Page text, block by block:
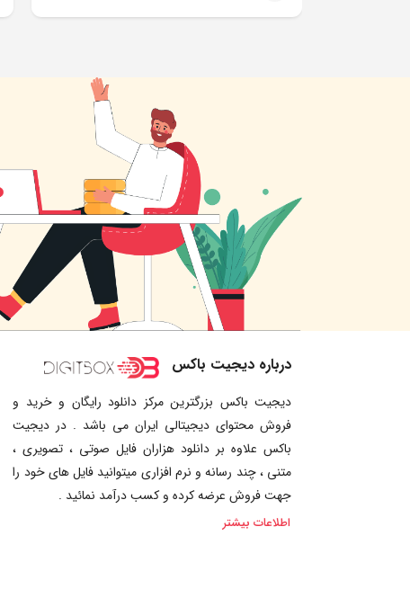
درباره دیجیت باکس
دیجیت باکس بزرگترین مرکز دانلود رایگان و خرید و
فروش محتوای دیجیتالی ایران می باشد . در دیجیت
باکس علاوه بر دانلود هزاران فایل صوتی ، تصویری ،
متنی ، چند رسانه و نرم افزاری میتوانید فایل های خود را
جهت فروش عرضه کرده و کسب درآمد نمائید .
اطلاعات بیشتر